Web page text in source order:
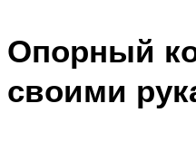
Опорный
своими